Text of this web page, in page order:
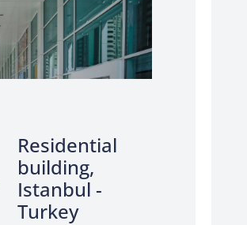
Residential
building,
Istanbul -
Turkey